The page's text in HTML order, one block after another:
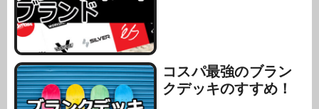
コスパ最強のブラン
クデッキのすすめ！